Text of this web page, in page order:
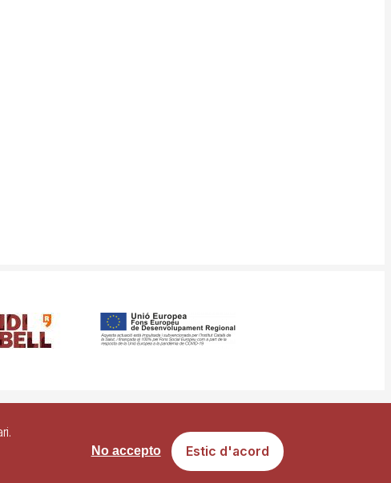
Estic d'acord
No accepto